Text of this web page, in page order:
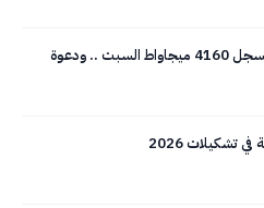
الحمل الكهربائي يسجل 4160 ميجاواط السبت .. ودعوة